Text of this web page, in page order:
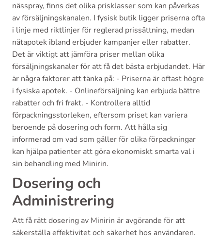
nässpray, finns det olika prisklasser som kan påverkas
av försäljningskanalen. I fysisk butik ligger priserna ofta
i linje med riktlinjer för reglerad prissättning, medan
nätapotek ibland erbjuder kampanjer eller rabatter.
Det är viktigt att jämföra priser mellan olika
försäljningskanaler för att få det bästa erbjudandet. Här
är några faktorer att tänka på: - Priserna är oftast högre
i fysiska apotek. - Onlineförsäljning kan erbjuda bättre
rabatter och fri frakt. - Kontrollera alltid
förpackningsstorleken, eftersom priset kan variera
beroende på dosering och form. Att hålla sig
informerad om vad som gäller för olika förpackningar
kan hjälpa patienter att göra ekonomiskt smarta val i
sin behandling med Minirin.
Dosering och
Administrering
Att få rätt dosering av Minirin är avgörande för att
säkerställa effektivitet och säkerhet hos användaren.